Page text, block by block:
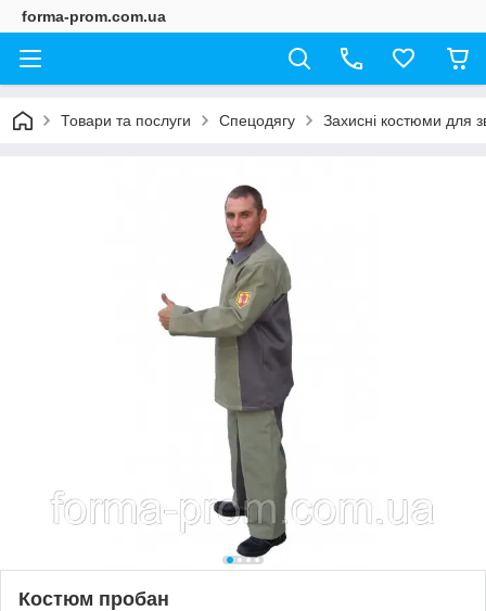
forma-prom.com.ua
Товари та послуги Спецодягу Захисні костюми для
Костюм пробан